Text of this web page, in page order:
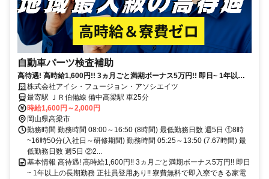
自動車パーツ検査補助
高待遇! 高時給1,600円!! 3ヵ月ごと満期ボーナス5万円!! 即日~ 1年以上
の長期勤務 正社員登用あり!! 寮費無料で即入寮できる家電付き寮完備!
株式会社アイシ・フュージョン・アソシエイツ
最寄駅 ＪＲ伯備線 備中高梁駅 車25分
時給1,600円～2,000円
岡山県高梁市
勤務時間 勤務時間 08:00～16:50 (8時間) 最低勤務日数 週5日 ①8時
~16時50分(入社日～研修期間) 勤務時間 05:25～13:50 (7.67時間) 最
低勤務日数 週5日 ②2...
基本情報 高待遇! 高時給1,600円!! 3ヵ月ごと満期ボーナス5万円!! 即日
~ 1年以上の長期勤務 正社員登用あり!! 寮費無料で即入寮できる家電